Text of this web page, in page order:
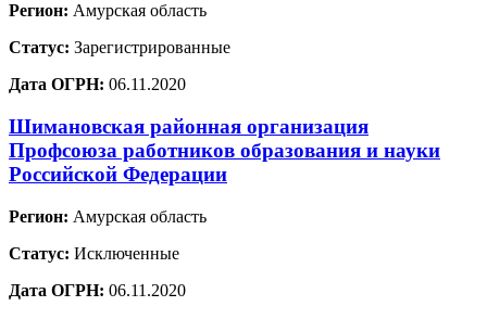
Регион: Амурская область
Статус: Зарегистрированные
Дата ОГРН: 06.11.2020
Шимановская районная организация
Профсоюза работников образования и науки
Российской Федерации
Регион: Амурская область
Статус: Исключенные
Дата ОГРН: 06.11.2020